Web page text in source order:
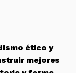
ético y
mejores